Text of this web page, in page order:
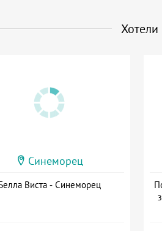
Синеморец
Виста - Синеморец